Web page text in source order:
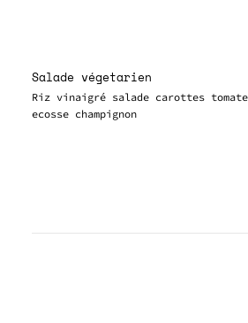
Salade végetarien
Riz vinaigré salade carottes tomates
ecosse champignon